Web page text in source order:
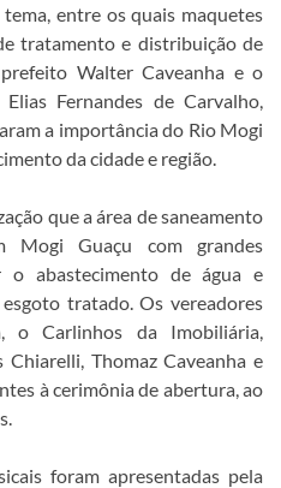
entre os quais maquetes
tratamento e distribuição de
Walter Caveanha e o
Fernandes de Carvalho,
a importância do Rio Mogi
da cidade e região.
que a área de saneamento
Mogi Guaçu com grandes
o abastecimento de água e
tratado. Os vereadores
o Carlinhos da Imobiliária,
Thomaz Caveanha e
à cerimônia de abertura, ao
foram apresentadas pela